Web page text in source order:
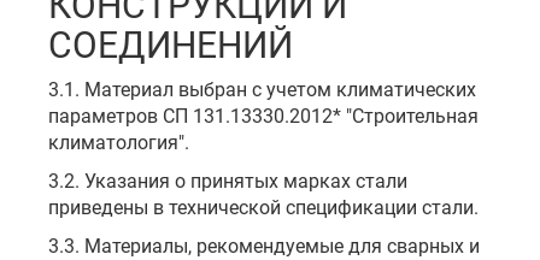
СОЕДИНЕНИЙ
3.1. Материал выбран с учетом климатических
параметров СП 131.13330.2012* "Строительная
климатология".
3.2. Указания о принятых марках стали
приведены в технической спецификации стали.
3.3. Материалы, рекомендуемые для сварных и